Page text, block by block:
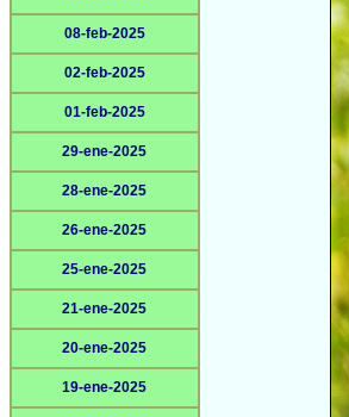
08-feb-2025
02-feb-2025
01-feb-2025
29-ene-2025
28-ene-2025
26-ene-2025
25-ene-2025
21-ene-2025
20-ene-2025
19-ene-2025